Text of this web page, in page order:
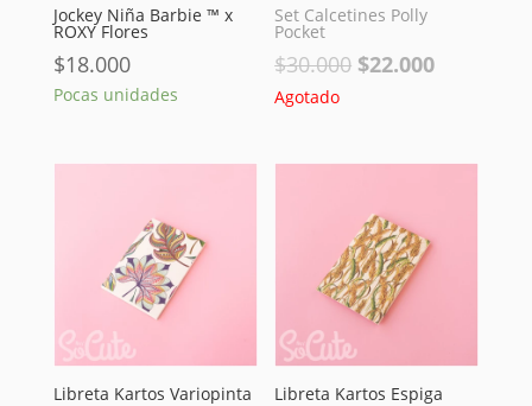
Jockey Niña Barbie ™ x
ROXY Flores
$18.000
Pocas unidades
Set Calcetines Polly
Pocket
$30.000 El
$22.000El
Agotado
Libreta Kartos Variopinta Libreta Kartos Espiga